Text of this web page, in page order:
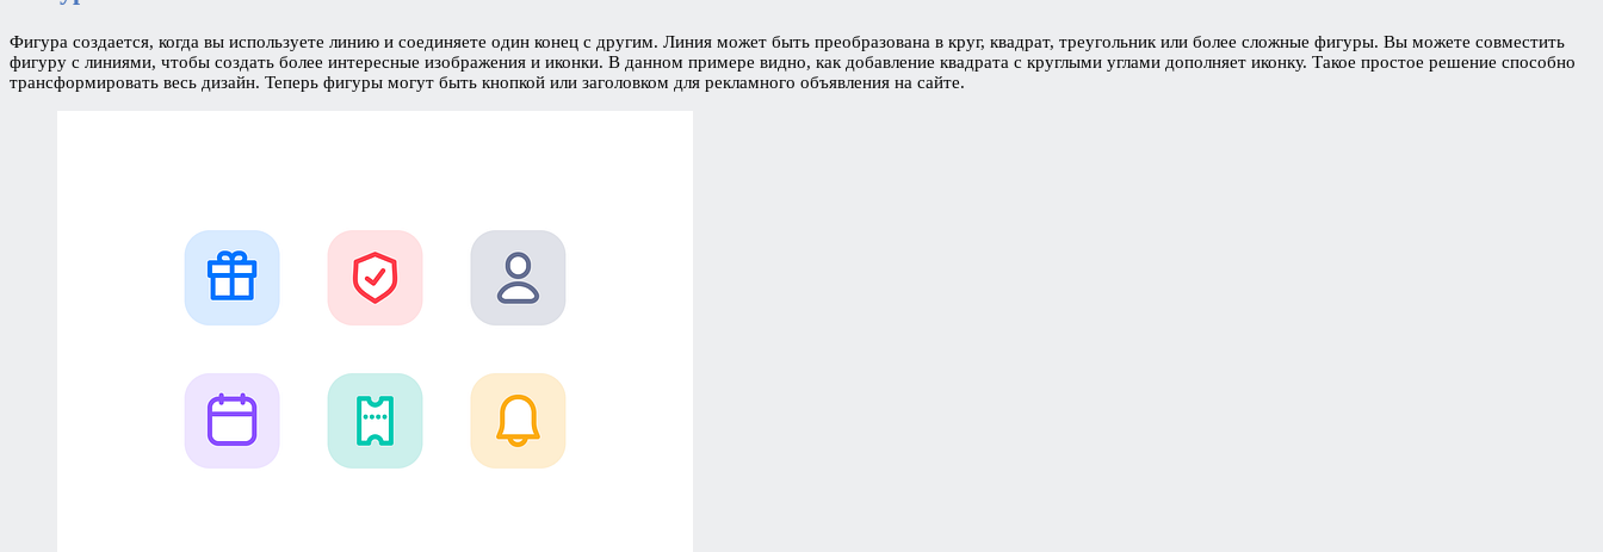
Фигура создается, когда вы используете линию и соединяете один конец с другим. Линия может быть преобразована в круг, квадрат, треугольник или более сложные фигуры. Вы можете совместить
фигуру с линиями, чтобы создать более интересные изображения и иконки. В данном примере видно, как добавление квадрата с круглыми углами дополняет иконку. Такое простое решение способно
трансформировать весь дизайн. Теперь фигуры могут быть кнопкой или заголовком для рекламного объявления на сайте.